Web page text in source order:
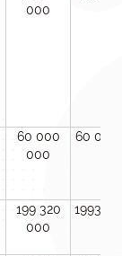
000
60 000
000
60 000
199 320
000
1993